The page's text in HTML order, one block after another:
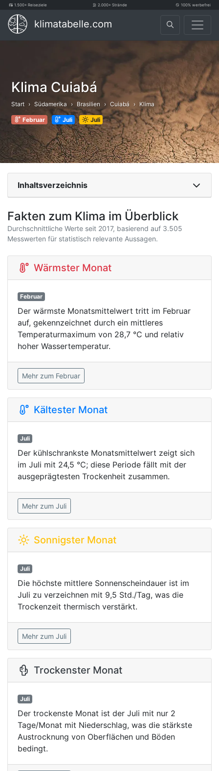
1.500+ Reiseziele 2.000+ Strände 100% werbefrei
klimatabelle.com
Klima Cuiabá
Start Südamerika Brasilien Cuiabá Klima
Februar Juli Juli
Inhaltsverzeichnis
Fakten zum Klima im Überblick
Durchschnittliche Werte seit 2017, basierend auf 3.505
Messwerten für statistisch relevante Aussagen.
Wärmster Monat
Februar
Der wärmste Monatsmittelwert tritt im Februar
auf, gekennzeichnet durch ein mittleres
Temperaturmaximum von 28,7 °C und relativ
hoher Wassertemperatur.
Mehr zum Februar
Kältester Monat
Juli
Der kühlschrankste Monatsmittelwert zeigt sich
im Juli mit 24,5 °C; diese Periode fällt mit der
ausgeprägtesten Trockenheit zusammen.
Mehr zum Juli
Sonnigster Monat
Juli
Die höchste mittlere Sonnenscheindauer ist im
Juli zu verzeichnen mit 9,5 Std./Tag, was die
Trockenzeit thermisch verstärkt.
Mehr zum Juli
Trockenster Monat
Juli
Der trockenste Monat ist der Juli mit nur 2
Tage/Monat mit Niederschlag, was die stärkste
Austrocknung von Oberflächen und Böden
bedingt.